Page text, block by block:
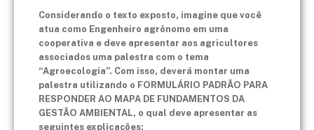
Considerando o texto exposto, imagine que você
atua como Engenheiro agrônomo em uma
cooperativa e deve apresentar aos agricultores
associados uma palestra com o tema
“Agroecologia”. Com isso, deverá montar uma
palestra utilizando o FORMULÁRIO PADRÃO PARA
RESPONDER AO MAPA DE FUNDAMENTOS DA
GESTÃO AMBIENTAL, o qual deve apresentar as
seguintes explicações: